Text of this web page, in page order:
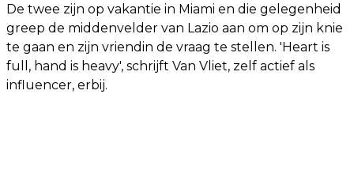
De twee zijn op vakantie in Miami en die gelegenheid
greep de middenvelder van Lazio aan om op zijn knie
te gaan en zijn vriendin de vraag te stellen. 'Heart is
full, hand is heavy', schrijft Van Vliet, zelf actief als
influencer, erbij.